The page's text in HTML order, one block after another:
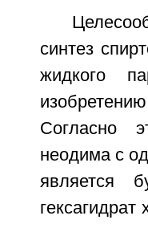
синтез
жидкого
Согласно
неодима с
является